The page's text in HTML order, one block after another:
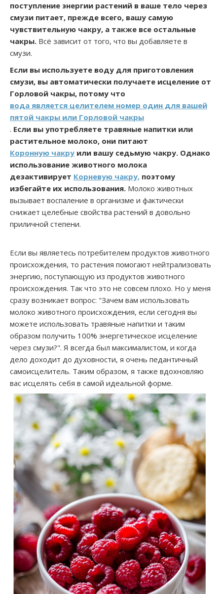
поступление энергии растений в ваше тело через
смузи питает, прежде всего, вашу самую
чувствительную чакру, а также все остальные
чакры. Всё зависит от того, что вы добавляете в
смузи.
Если вы используете воду для приготовления
смузи, вы автоматически получаете исцеление от
Горловой чакры, потому что
вода является целителем номер один для вашей
пятой чакры или Горловой чакры
. Если вы употребляете травяные напитки или
растительное молоко, они питают
Коронную чакру или вашу седьмую чакру. Однако
использование животного молока
дезактивирует Корневую чакру, поэтому
избегайте их использования. Молоко животных
вызывает воспаление в организме и фактически
снижает целебные свойства растений в довольно
приличной степени.
Если вы являетесь потребителем продуктов животного
происхождения, то растения помогают нейтрализовать
энергию, поступающую из продуктов животного
происхождения. Так что это не совсем плохо. Но у меня
сразу возникает вопрос: "Зачем вам использовать
молоко животного происхождения, если сегодня вы
можете использовать травяные напитки и таким
образом получить 100% энергетическое исцеление
через смузи?". Я всегда был максималистом, и когда
дело доходит до духовности, я очень педантичный
самоисцелитель. Таким образом, я также вдохновляю
вас исцелять себя в самой идеальной форме.